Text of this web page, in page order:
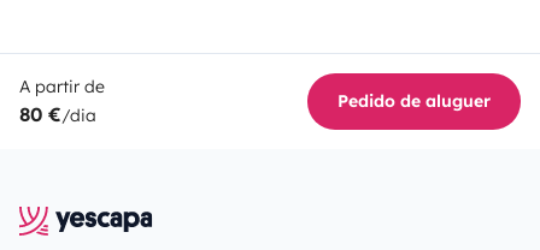
A partir de
80 €/dia
Pedido de aluguer